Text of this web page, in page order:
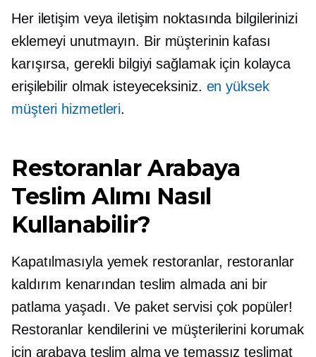
Her iletişim veya iletişim noktasında bilgilerinizi
eklemeyi unutmayın. Bir müşterinin kafası
karışırsa, gerekli bilgiyi sağlamak için kolayca
erişilebilir olmak isteyeceksiniz. en yüksek
müşteri hizmetleri.
Restoranlar Arabaya
Teslim Alımı Nasıl
Kullanabilir?
Kapatılmasıyla yemek restoranlar, restoranlar
kaldırım kenarından teslim almada ani bir
patlama yaşadı. Ve paket servisi çok popüler!
Restoranlar kendilerini ve müşterilerini korumak
için arabaya teslim alma ve temassız teslimat